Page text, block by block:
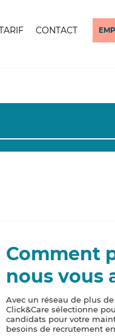
CONTACT
Comment
nous vous
Avec un réseau de plus
Click&Care sélectionne
candidats pour votre
besoins de recrutement